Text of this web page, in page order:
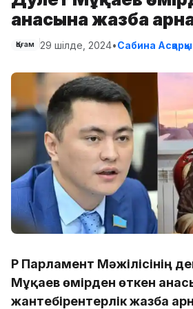
анасына жазба
Қоғам 29 шілде, 2024•Сабина
ҚР Парламент Мәжілісінің
Мұқаев өмірден өткен
жантебірентерлік жазба